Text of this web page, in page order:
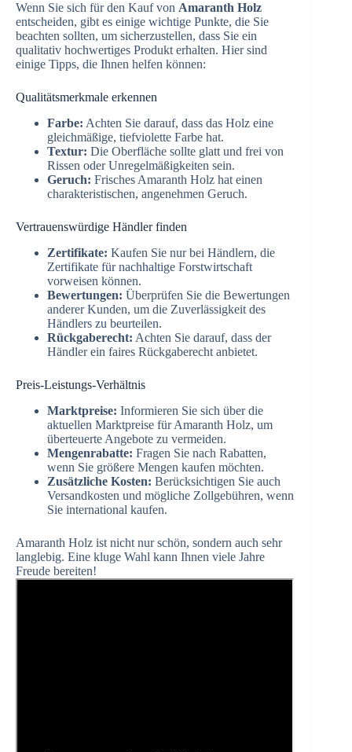
Wenn Sie sich für den Kauf von Amaranth Holz
entscheiden, gibt es einige wichtige Punkte, die Sie
beachten sollten, um sicherzustellen, dass Sie ein
qualitativ hochwertiges Produkt erhalten. Hier sind
einige Tipps, die Ihnen helfen können:
Qualitätsmerkmale erkennen
Farbe: Achten Sie darauf, dass das Holz eine
gleichmäßige, tiefviolette Farbe hat.
Textur: Die Oberfläche sollte glatt und frei von
Rissen oder Unregelmäßigkeiten sein.
Geruch: Frisches Amaranth Holz hat einen
charakteristischen, angenehmen Geruch.
Vertrauenswürdige Händler finden
Zertifikate: Kaufen Sie nur bei Händlern, die
Zertifikate für nachhaltige Forstwirtschaft
vorweisen können.
Bewertungen: Überprüfen Sie die Bewertungen
anderer Kunden, um die Zuverlässigkeit des
Händlers zu beurteilen.
Rückgaberecht: Achten Sie darauf, dass der
Händler ein faires Rückgaberecht anbietet.
Preis-Leistungs-Verhältnis
Marktpreise: Informieren Sie sich über die
aktuellen Marktpreise für Amaranth Holz, um
überteuerte Angebote zu vermeiden.
Mengenrabatte: Fragen Sie nach Rabatten,
wenn Sie größere Mengen kaufen möchten.
Zusätzliche Kosten: Berücksichtigen Sie auch
Versandkosten und mögliche Zollgebühren, wenn
Sie international kaufen.
Amaranth Holz ist nicht nur schön, sondern auch sehr
langlebig. Eine kluge Wahl kann Ihnen viele Jahre
Freude bereiten!